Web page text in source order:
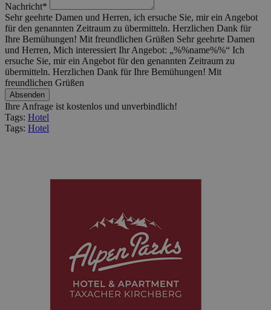
Nachricht*
Sehr geehrte Damen und Herren, ich ersuche Sie, mir ein Angebot
für den genannten Zeitraum zu übermitteln. Herzlichen Dank für
Ihre Bemühungen! Mit freundlichen Grüßen Sehr geehrte Damen
und Herren, Mich interessiert Ihr Angebot: „%%name%%“ Ich
ersuche Sie, mir ein Angebot für den genannten Zeitraum zu
übermitteln. Herzlichen Dank für Ihre Bemühungen! Mit
freundlichen Grüßen
Ihre Anfrage ist kostenlos und unverbindlich!
Tags: Hotel
Tags: Hotel